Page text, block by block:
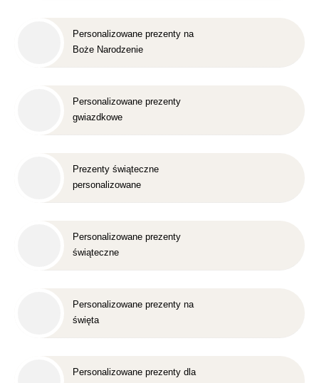
Personalizowane prezenty na
Boże Narodzenie
Personalizowane prezenty
gwiazdkowe
Prezenty świąteczne
personalizowane
Personalizowane prezenty
świąteczne
Personalizowane prezenty na
święta
Personalizowane prezenty dla